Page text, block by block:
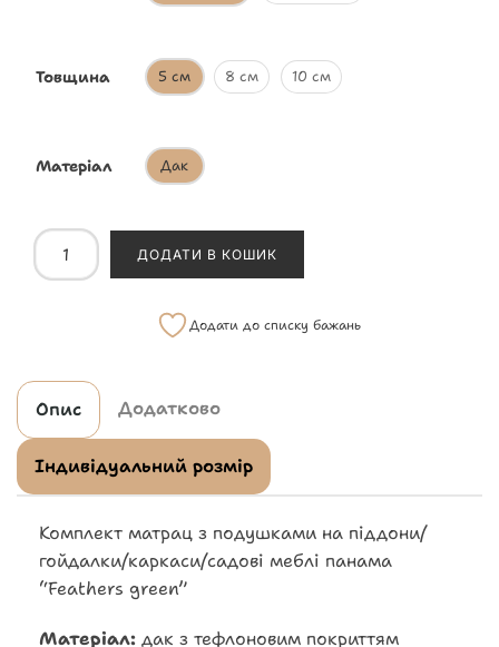
Товщина 5 см 8 см 10 см
Матеріал Дак
ДОДАТИ В КОШИК
Додати до списку бажань
Опис Додатково
Індивідуальний розмір
Комплект матрац з подушками на піддони/
гойдалки/каркаси/садові меблі панама
“Feathers green”
Матеріал: дак з тефлоновим покриттям